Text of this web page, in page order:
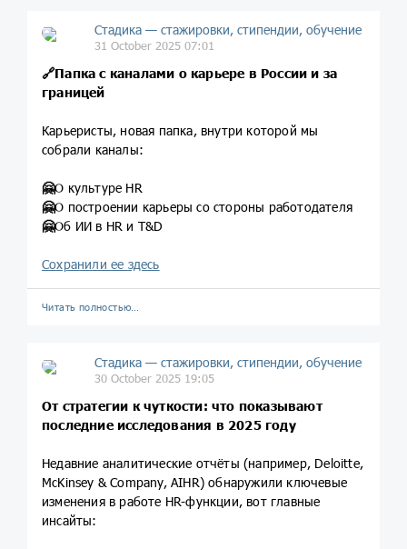
Стадика — стажировки, стипендии, обучение
31 October 2025 07:01
🔗Папка с каналами о карьере в России и за
границей
Карьеристы, новая папка, внутри которой мы
собрали каналы:
🤗О культуре HR
🤗О построении карьеры со стороны работодателя
🤗Об ИИ в HR и T&D
Сохранили ее здесь
Читать полностью…
Стадика — стажировки, стипендии, обучение
30 October 2025 19:05
От стратегии к чуткости: что показывают
последние исследования в 2025 году
Недавние аналитические отчёты (например, Deloitte,
McKinsey & Company, AIHR) обнаружили ключевые
изменения в работе HR-функции, вот главные
инсайты: